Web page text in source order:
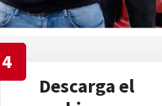
4
Descarga el